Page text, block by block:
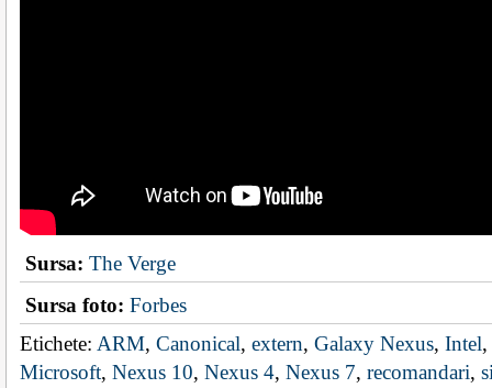
Sursa: The Verge
Sursa foto: Forbes
Etichete: ARM, Canonical, extern, Galaxy Nexus, Intel,
Microsoft, Nexus 10, Nexus 4, Nexus 7, recomandari,